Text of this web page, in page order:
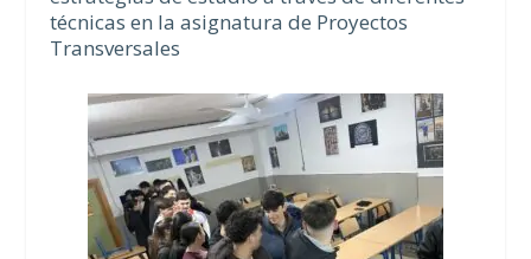
técnicas en la asignatura de Proyectos
Transversales